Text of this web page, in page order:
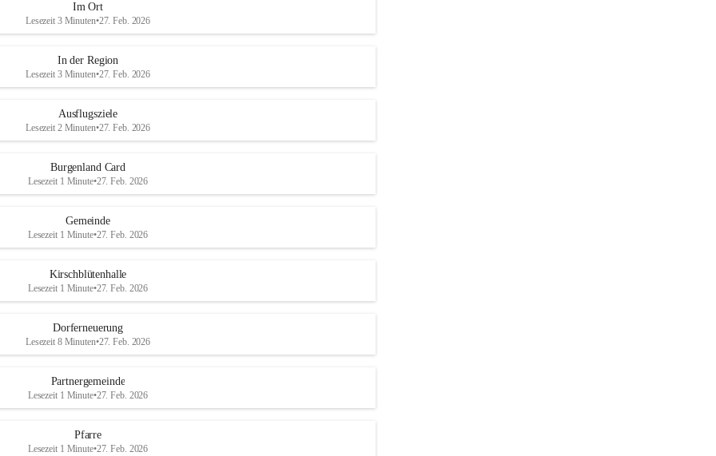
Im Ort
Lesezeit 3 Minuten•27. Feb. 2026
In der Region
Lesezeit 3 Minuten•27. Feb. 2026
Ausflugsziele
Lesezeit 2 Minuten•27. Feb. 2026
Burgenland Card
Lesezeit 1 Minute•27. Feb. 2026
Gemeinde
Lesezeit 1 Minute•27. Feb. 2026
Kirschblütenhalle
Lesezeit 1 Minute•27. Feb. 2026
Dorferneuerung
Lesezeit 8 Minuten•27. Feb. 2026
Partnergemeinde
Lesezeit 1 Minute•27. Feb. 2026
Pfarre
Lesezeit 1 Minute•27. Feb. 2026